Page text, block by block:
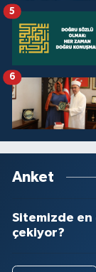
5
6
Anket
Sitemizde
çekiyor?
Tekirdağ
Trabzon
Uşak
Yalova